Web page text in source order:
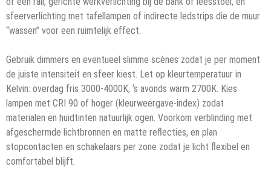
sfeerverlichting met tafellampen of indirecte ledstrips die de muur
“wassen” voor een ruimtelijk effect.
Gebruik dimmers en eventueel slimme scènes zodat je per moment
de juiste intensiteit en sfeer kiest. Let op kleurtemperatuur in
Kelvin: overdag fris 3000-4000K, ‘s avonds warm 2700K. Kies
lampen met CRI 90 of hoger (kleurweergave-index) zodat
materialen en huidtinten natuurlijk ogen. Voorkom verblinding met
afgeschermde lichtbronnen en matte reflecties, en plan
stopcontacten en schakelaars per zone zodat je licht flexibel en
comfortabel blijft.